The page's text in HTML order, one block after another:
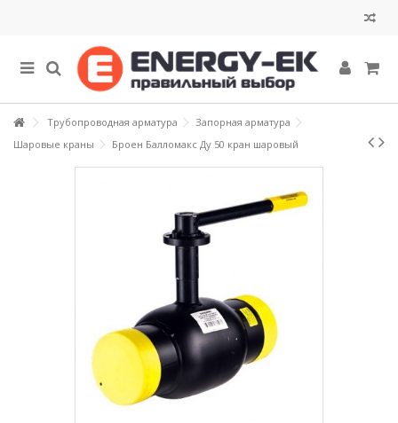
Трубопроводная арматура
Запорная арматура
Шаровые краны
Броен Балломакс Ду 50 кран шаровый